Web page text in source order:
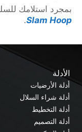
بمجرد استلامك
Slam Hoop
.
الأدلة
أدلة الأرضيات
أدلة شراء السلال
أدلة التخطيط
أدلة التصميم